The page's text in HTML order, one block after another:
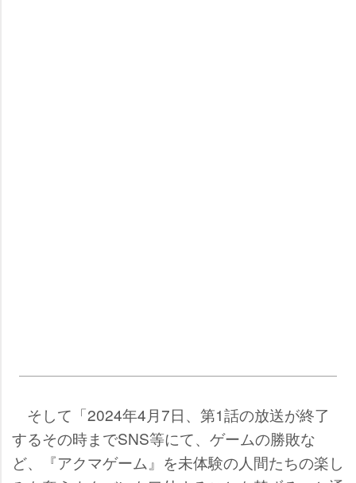
そして「2024年4月7日、第1話の放送が終了
するその時までSNS等にて、ゲームの勝敗な
ど、『アクマゲーム』を未体験の人間たちの楽し